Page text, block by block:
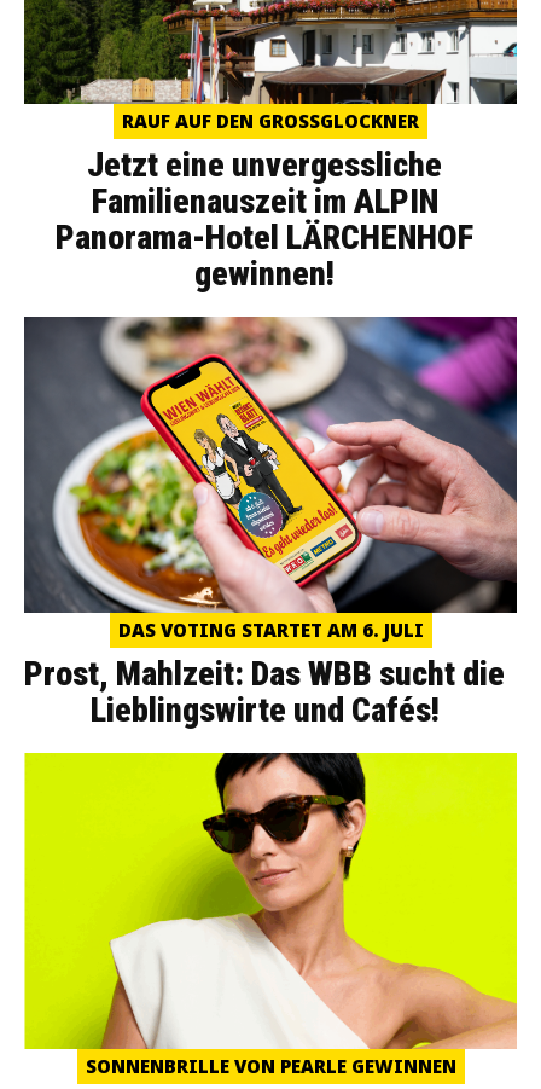
RAUF AUF DEN GROSSGLOCKNER
Jetzt eine unvergessliche
Familienauszeit im ALPIN
Panorama-Hotel LÄRCHENHOF
gewinnen!
DAS VOTING STARTET AM 6. JULI
Prost, Mahlzeit: Das WBB sucht die
Lieblingswirte und Cafés!
SONNENBRILLE VON PEARLE GEWINNEN